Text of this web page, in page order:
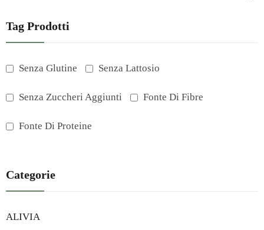
Tag Prodotti
Senza Glutine Senza Lattosio
Senza Zuccheri Aggiunti Fonte Di Fibre
Fonte Di Proteine
Categorie
ALIVIA